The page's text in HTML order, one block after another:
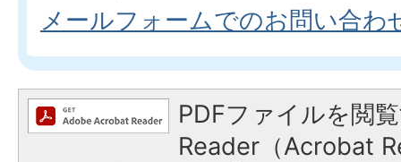
メールフォームでのお問い合わ
PDFファイルを閲
Reader（Acrobat